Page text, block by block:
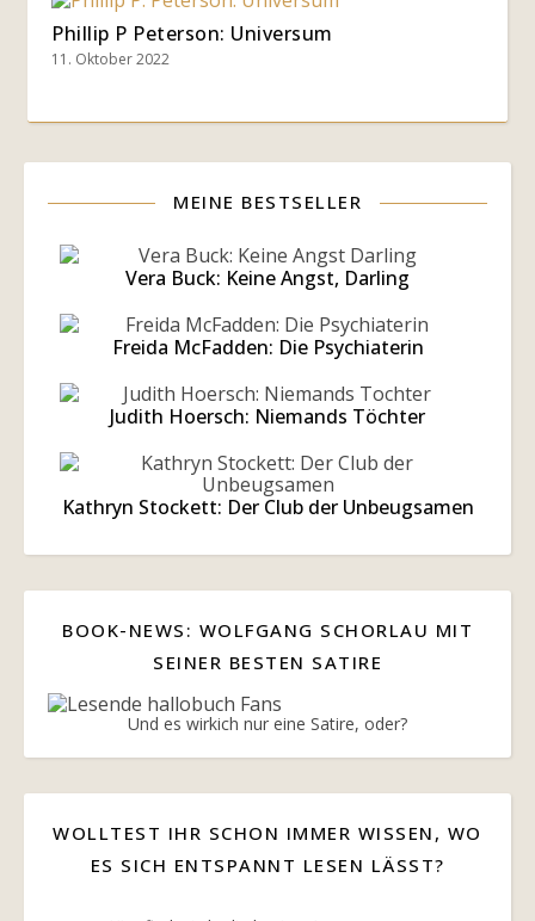
Phillip P Peterson: Universum
11. Oktober 2022
MEINE BESTSELLER
Vera Buck: Keine Angst, Darling
Freida McFadden: Die Psychiaterin
Judith Hoersch: Niemands Töchter
Kathryn Stockett: Der Club der Unbeugsamen
BOOK-NEWS: WOLFGANG SCHORLAU MIT
SEINER BESTEN SATIRE
Und es wirkich nur eine Satire, oder?
WOLLTEST IHR SCHON IMMER WISSEN, WO
ES SICH ENTSPANNT LESEN LÄSST?